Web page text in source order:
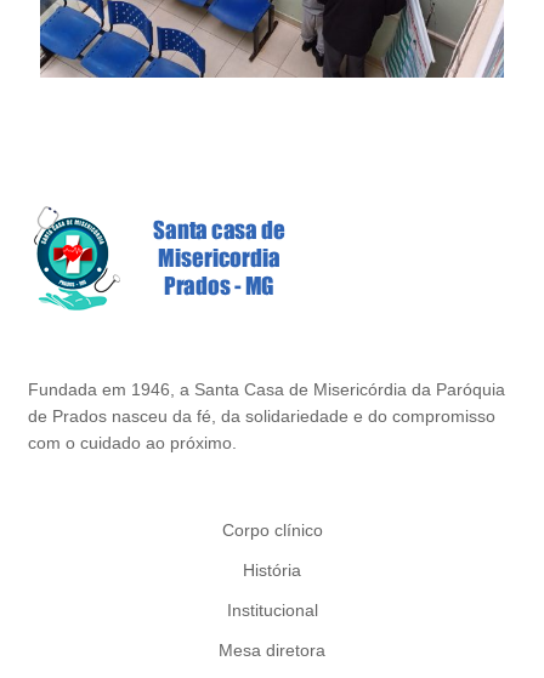
Fundada em 1946, a Santa Casa de Misericórdia da Paróquia
de Prados nasceu da fé, da solidariedade e do compromisso
com o cuidado ao próximo.
Corpo clínico
História
Institucional
Mesa diretora